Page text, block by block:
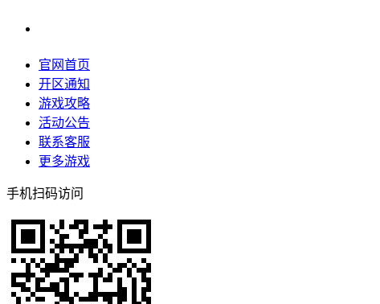
官网首页
开区通知
游戏攻略
活动公告
联系客服
更多游戏
手机扫码访问